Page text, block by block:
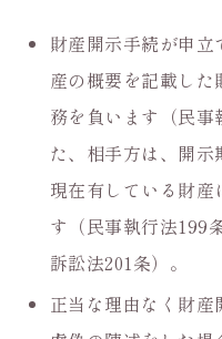
財産開示手続が申
産の概要を記載し
務を負います（民事
た、相手方は、開示
現在有している財産
す（民事執行法199
訴訟法201条）。
正当な理由なく財産